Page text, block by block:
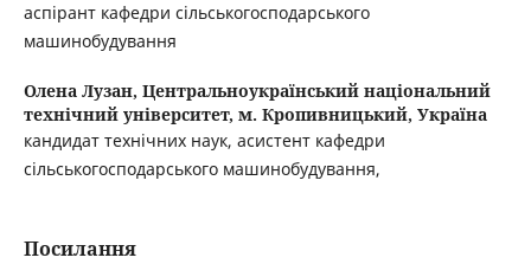
аспірант кафедри сільськогосподарського
машинобудування
Олена Лузан, Центральноукраїнський національний
технічний університет, м. Кропивницький, Україна
кандидат технічних наук, асистент кафедри
сільськогосподарського машинобудування,
Посилання